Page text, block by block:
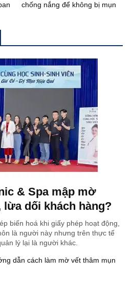
chống nắng để không bị mụn
& Spa mập mờ
lừa dối khách hàng?
biến hoá khi giấy phép hoạt động,
là người này nhưng trên thực tế
lý lại là người khác.
dẫn cách làm mờ vết thâm mụn